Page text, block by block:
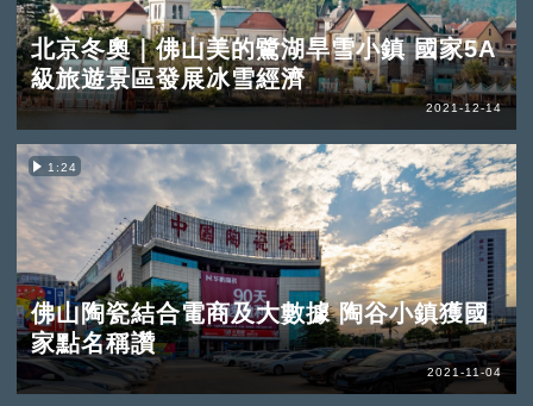
北京冬奧｜佛山美的鷺湖旱雪小鎮 國家5A
級旅遊景區發展冰雪經濟
2021-12-14
1:24
佛山陶瓷結合電商及大數據 陶谷小鎮獲國
家點名稱讚
2021-11-04